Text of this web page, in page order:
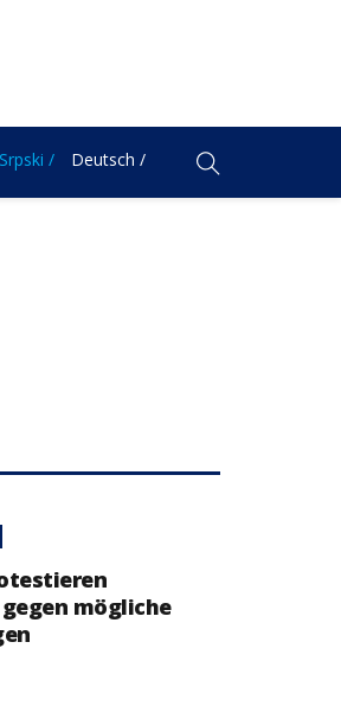
Srpski / Deutsch /
mögliche